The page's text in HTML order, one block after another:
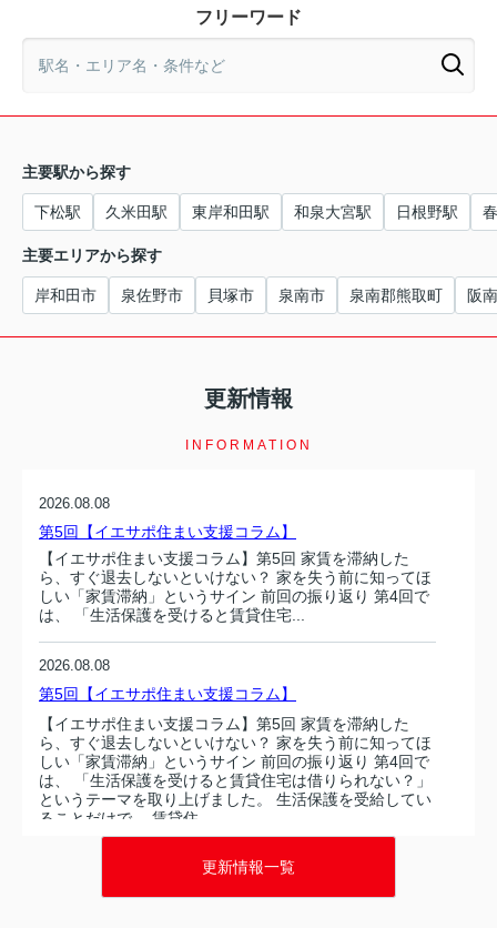
フリーワード
主要駅から探す
下松駅 久米田駅 東岸和田駅 和泉大宮駅 日根野駅
主要エリアから探す
岸和田市 泉佐野市 貝塚市 泉南市 泉南郡熊取町 阪
更新情報
INFORMATION
2026.08.08
第5回【イエサポ住まい支援コラム】
【イエサポ住まい支援コラム】第5回 家賃を滞納した
ら、すぐ退去しないといけない？ 家を失う前に知ってほ
しい「家賃滞納」というサイン 前回の振り返り 第4回で
は、 「生活保護を受けると賃貸住宅...
2026.08.08
第5回【イエサポ住まい支援コラム】
【イエサポ住まい支援コラム】第5回 家賃を滞納した
ら、すぐ退去しないといけない？ 家を失う前に知ってほ
しい「家賃滞納」というサイン 前回の振り返り 第4回で
は、 「生活保護を受けると賃貸住宅は借りられない？」
というテーマを取り上げました。 生活保護を受給してい
ることだけで、 賃貸住...
第4回【イエサポ住まい支援コラム】
更新情報一覧